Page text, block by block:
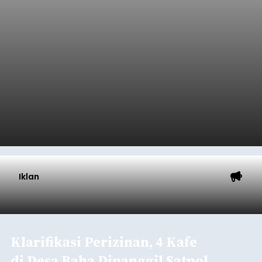
Iklan
Klarifikasi Perizinan, 4 Kafe